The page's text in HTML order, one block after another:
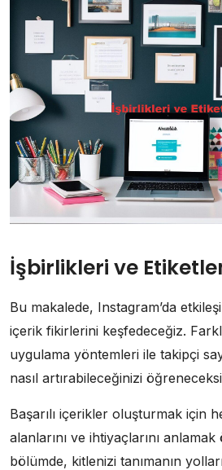
İşbirlikleri ve
Bu makalede, Instagram’da
içerik fikirlerini keşfedeceğiz.
uygulama yöntemleri ile takipçi
nasıl artırabileceğinizi
Başarılı içerikler oluşturmak için
alanlarını ve ihtiyaçlarını
bölümde, kitlenizi tanımanın